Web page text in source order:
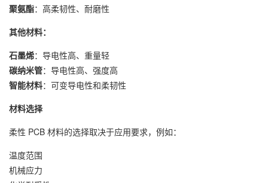
聚氨酯：高柔韧性、耐磨性
其他材料：
石墨烯：导电性高、重量轻
碳纳米管：导电性高、强度高
智能材料：可变导电性和柔韧性
材料选择
柔性 PCB 材料的选择取决于应用要求，例如：
温度范围
机械应力